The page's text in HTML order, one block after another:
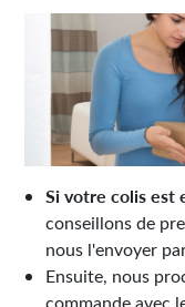
Si votre colis est
conseillons de
nous l'envoyer
Ensuite, nous